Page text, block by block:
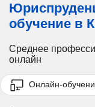
обучение в
Среднее
онлайн
Онлайн-